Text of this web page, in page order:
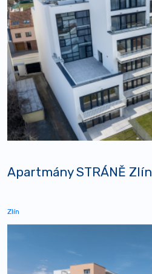
Apartmány STRÁNĚ Zlín
Zlín